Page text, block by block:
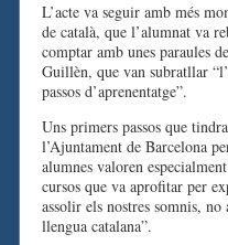
L’acte va seguir amb més
de català, que l’alumnat va
comptar amb unes paraules
Guillèn, que van subratllar
passos d’aprenentatge”.
Uns primers passos que
l’Ajuntament de Barcelona
alumnes valoren
cursos que va aprofitar per
assolir els nostres somnis,
llengua catalana”.